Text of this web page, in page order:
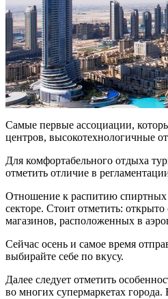
Самые первые ассоциации,
центров, высокотехнологичные
Для комфортабельного отдыха
отметить отличие в
Отношение к распитию спиртных
секторе. Стоит отметить:
магазинов, расположенных в
Сейчас осень и самое время
выбирайте себе по вкусу.
Далее следует отметить
во многих супермаркетах